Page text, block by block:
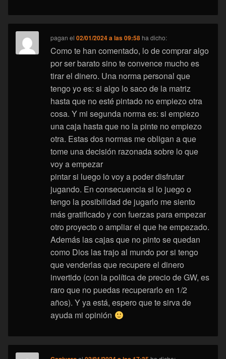
pagan el02/01/2024 a las 09:58 ha dicho:
Como te han comentado, lo de comprar algo
por ser barato sino te convence mucho es
tirar el dinero. Una norma personal que
tengo yo es: si algo lo saco de la matriz
hasta que no esté pintado no empiezo otra
cosa. Y mi segunda norma es: si empiezo
una caja hasta que no la pinte no empiezo
otra. Estas dos normas me obligan a que
tome una decisión razonada sobre lo que
voy a empezar
pintar si luego lo voy a poder disfrutar
jugando. En consecuencia si lo juego o
tengo la posibilidad de jugarlo me siento
más gratificado y con fuerzas para empezar
otro proyecto o ampliar el que he empezado.
Además las cajas que no pinto se quedan
como Dios las trajo al mundo por si tengo
que venderlas que recupere el dinero
invertido (con la política de precio de GW, es
raro que no puedas recuperarlo en 1/2
años). Y ya está, espero que te sirva de
ayuda mi opinión